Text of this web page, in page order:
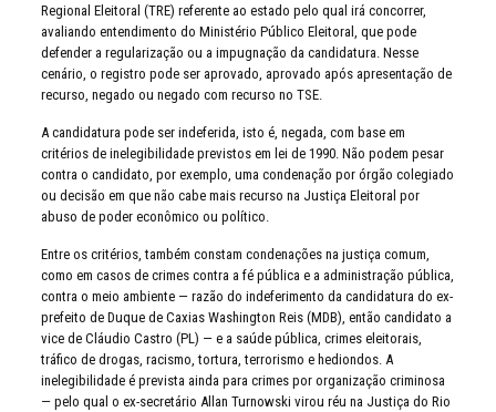
Regional Eleitoral (TRE) referente ao estado pelo qual irá concorrer,
avaliando entendimento do Ministério Público Eleitoral, que pode
defender a regularização ou a impugnação da candidatura. Nesse
cenário, o registro pode ser aprovado, aprovado após apresentação de
recurso, negado ou negado com recurso no TSE.
A candidatura pode ser indeferida, isto é, negada, com base em
critérios de inelegibilidade previstos em lei de 1990. Não podem pesar
contra o candidato, por exemplo, uma condenação por órgão colegiado
ou decisão em que não cabe mais recurso na Justiça Eleitoral por
abuso de poder econômico ou político.
Entre os critérios, também constam condenações na justiça comum,
como em casos de crimes contra a fé pública e a administração pública,
contra o meio ambiente — razão do indeferimento da candidatura do ex-
prefeito de Duque de Caxias Washington Reis (MDB), então candidato a
vice de Cláudio Castro (PL) — e a saúde pública, crimes eleitorais,
tráfico de drogas, racismo, tortura, terrorismo e hediondos. A
inelegibilidade é prevista ainda para crimes por organização criminosa
— pelo qual o ex-secretário Allan Turnowski virou réu na Justiça do Rio